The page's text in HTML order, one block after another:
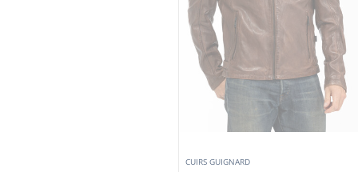
CUIRS GUIGNARD
Blouson cuir homme marron Cuirs
Guignard
299,00 € 399,00 €
En stock